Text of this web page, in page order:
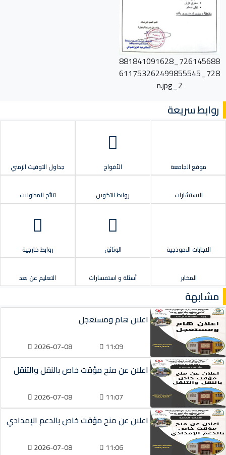
726145688_881841091628
728_611753262499855545
2_n.jpg
روابط سريعة
موقع الجامعة الأفواج جداول التوقيت الزمني
الاستشارات روابط التكوين نتائج المداولات
الاجابات النموذجية الوثائق روابط خارجية
المخابر أسئلة و استفسارات التعليم عن بعد
مشابهة
اعلان هام ومستعجل
11:09
2026-07-08
اعلان عن منح مؤقت خاص بالنقل والتنقل
11:07
2026-07-08
اعلان عن منح مؤقت خاص بالدعم الإمدادي
11:06
2026-07-08